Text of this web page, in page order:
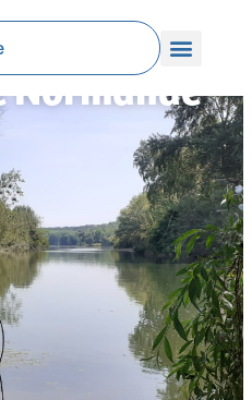
sur l’axe
Normande